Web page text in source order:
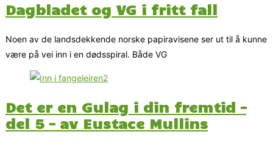
Dagbladet og VG i fritt fall
Noen av de landsdekkende norske papiravisene ser ut til å kunne
være på vei inn i en dødsspiral. Både VG
Det er en Gulag i din fremtid –
del 5 – av Eustace Mullins